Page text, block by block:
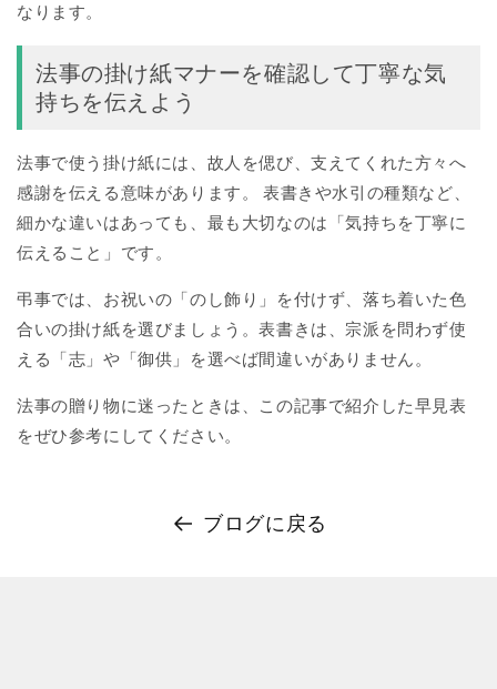
なります。
法事の掛け紙マナーを確認して丁寧な気
持ちを伝えよう
法事で使う掛け紙には、故人を偲び、支えてくれた方々へ
感謝を伝える意味があります。 表書きや水引の種類など、
細かな違いはあっても、最も大切なのは「気持ちを丁寧に
伝えること」です。
弔事では、お祝いの「のし飾り」を付けず、落ち着いた色
合いの掛け紙を選びましょう。表書きは、宗派を問わず使
える「志」や「御供」を選べば間違いがありません。
法事の贈り物に迷ったときは、この記事で紹介した早見表
をぜひ参考にしてください。
ブログに戻る